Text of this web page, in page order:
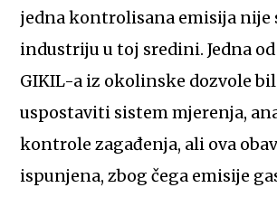
jedna kontrolisana emisija nije
industriju u toj sredini. Jedna od
GIKIL-a iz okolinske dozvole
uspostaviti sistem mjerenja,
kontrole zagađenja, ali ova
ispunjena, zbog čega emisije